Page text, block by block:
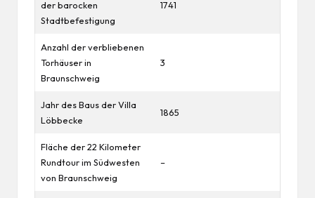
der barocken
Stadtbefestigung
1741
Anzahl der verbliebenen
Torhäuser in
Braunschweig
3
Jahr des Baus der Villa
Löbbecke
1865
Fläche der 22 Kilometer
Rundtour im Südwesten
von Braunschweig
–